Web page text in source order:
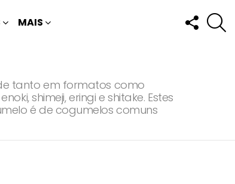
MAIS
FOLLOW
US
tanto em formatos como
shimeji, eringi e shitake. Estes
é de cogumelos comuns